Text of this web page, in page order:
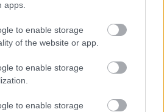
apps.
to enable storage
of the website or app.
to enable storage
to enable storage